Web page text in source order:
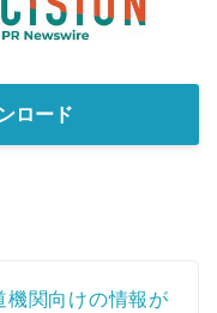
ロード
機関向けの情報が